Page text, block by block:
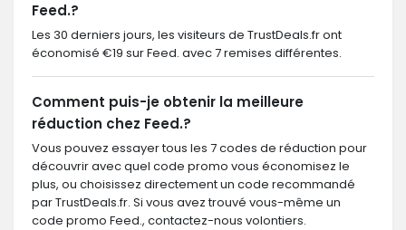
Feed.?
Les 30 derniers jours, les visiteurs de TrustDeals.fr ont
économisé €19 sur Feed. avec 7 remises différentes.
Comment puis-je obtenir la meilleure
réduction chez Feed.?
Vous pouvez essayer tous les 7 codes de réduction pour
découvrir avec quel code promo vous économisez le
plus, ou choisissez directement un code recommandé
par TrustDeals.fr. Si vous avez trouvé vous-même un
code promo Feed., contactez-nous volontiers.